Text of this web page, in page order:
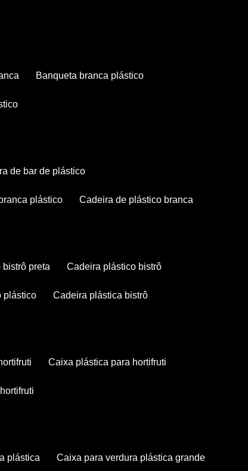
banqueta branca plástico
de bar de plástico
plástico cadeira de plástico branca
bistrô preta cadeira plástico bistrô
plástico cadeira plástica bistrô
caixa plástica para hortifruti
hortifruti
plástica caixa para verdura plástica grande